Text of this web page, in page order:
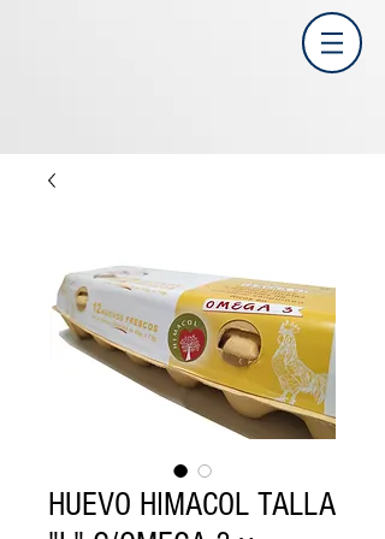
HUEVO HIMACOL TALLA